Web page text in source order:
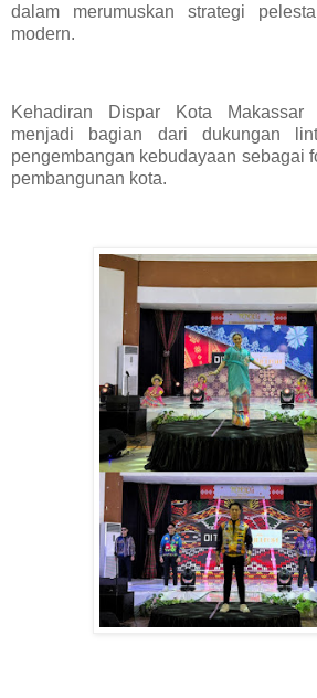
dalam merumuskan strategi
modern.
Kehadiran Dispar Kota
menjadi bagian dari dukungan
pengembangan kebudayaan sebagai
pembangunan kota.